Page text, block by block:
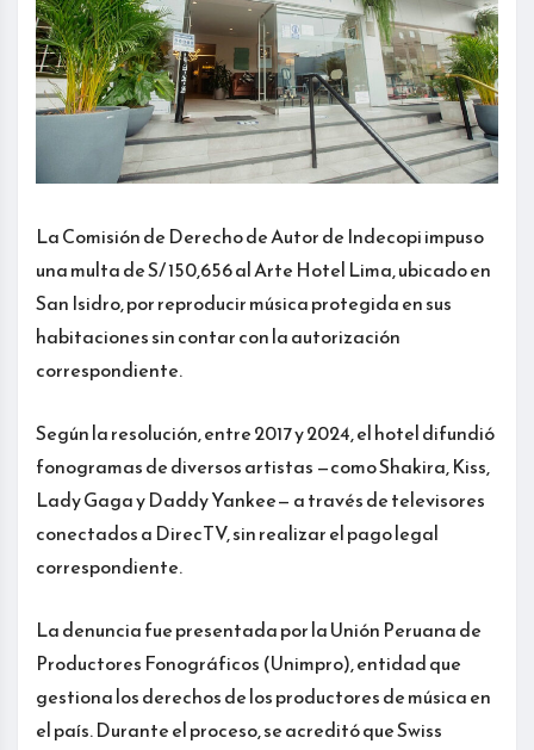
La Comisión de Derecho de Autor de Indecopi impuso
una multa de S/ 150,656 al Arte Hotel Lima, ubicado en
San Isidro, por reproducir música protegida en sus
habitaciones sin contar con la autorización
correspondiente.
Según la resolución, entre 2017 y 2024, el hotel difundió
fonogramas de diversos artistas —como Shakira, Kiss,
Lady Gaga y Daddy Yankee— a través de televisores
conectados a DirecTV, sin realizar el pago legal
correspondiente.
La denuncia fue presentada por la Unión Peruana de
Productores Fonográficos (Unimpro), entidad que
gestiona los derechos de los productores de música en
el país. Durante el proceso, se acreditó que Swiss